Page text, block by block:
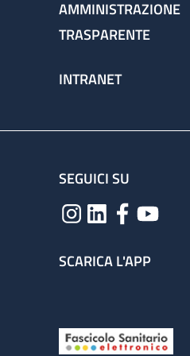
AMMINISTRAZIONE
TRASPARENTE
INTRANET
SEGUICI SU
SCARICA L'APP